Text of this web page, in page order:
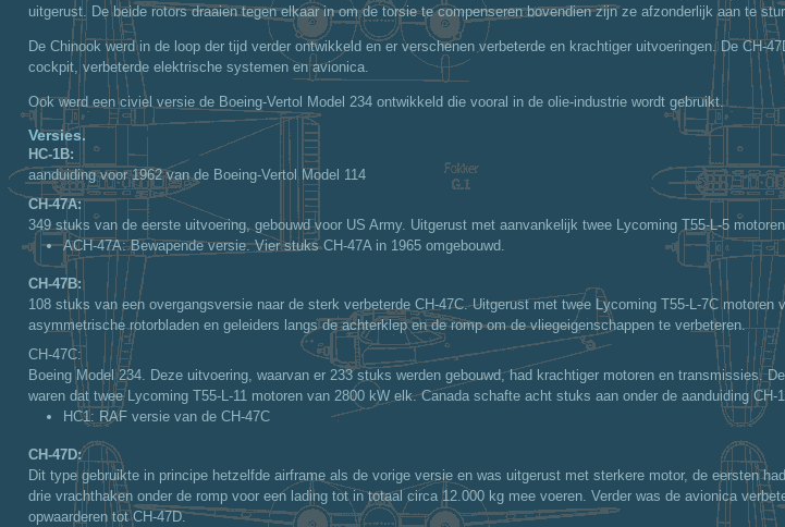
uitgerust. De beide rotors draaien tegen elkaar in om de torsie te compenseren bovendien zijn ze afzonderlijk aan te
De Chinook werd in de loop der tijd verder ontwikkeld en er verschenen verbeterde en krachtiger uitvoeringen. De CH-
cockpit, verbeterde elektrische systemen en avionica.
Ook werd een civiel versie de Boeing-Vertol Model 234 ontwikkeld die vooral in de olie-industrie wordt gebruikt.
Versies.
HC-1B:
aanduiding voor 1962 van de Boeing-Vertol Model 114
CH-47A:
349 stuks van de eerste uitvoering, gebouwd voor US Army. Uitgerust met aanvankelijk twee Lycoming T55-L-5
ACH-47A: Bewapende versie. Vier stuks CH-47A in 1965 omgebouwd.
CH-47B:
108 stuks van een overgangsversie naar de sterk verbeterde CH-47C. Uitgerust met twee Lycoming T55-L-7C
asymmetrische rotorbladen en geleiders langs de achterklep en de romp om de vliegeigenschappen te verbeteren.
CH-47C:
Boeing Model 234. Deze uitvoering, waarvan er 233 stuks werden gebouwd, had krachtiger motoren en transmissies.
waren dat twee Lycoming T55-L-11 motoren van 2800 kW elk. Canada schafte acht stuks aan onder de aanduiding
HC1: RAF versie van de CH-47C
CH-47D:
Dit type gebruikte in principe hetzelfde airframe als de vorige versie en was uitgerust met sterkere motor, de eersten
drie vrachthaken onder de romp voor een lading tot in totaal circa 12.000 kg mee voeren. Verder was de avionica
opwaarderen tot CH-47D.